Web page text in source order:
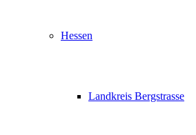
Hessen
Landkreis Bergstrasse